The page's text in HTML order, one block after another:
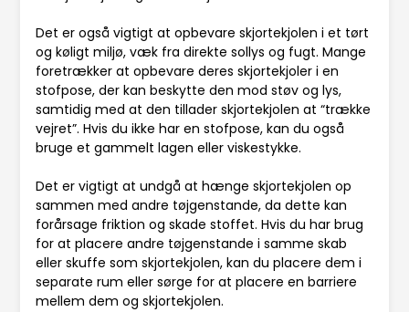
Det er også vigtigt at opbevare skjortekjolen i et tørt
og køligt miljø, væk fra direkte sollys og fugt. Mange
foretrækker at opbevare deres skjortekjoler i en
stofpose, der kan beskytte den mod støv og lys,
samtidig med at den tillader skjortekjolen at “trække
vejret”. Hvis du ikke har en stofpose, kan du også
bruge et gammelt lagen eller viskestykke.
Det er vigtigt at undgå at hænge skjortekjolen op
sammen med andre tøjgenstande, da dette kan
forårsage friktion og skade stoffet. Hvis du har brug
for at placere andre tøjgenstande i samme skab
eller skuffe som skjortekjolen, kan du placere dem i
separate rum eller sørge for at placere en barriere
mellem dem og skjortekjolen.